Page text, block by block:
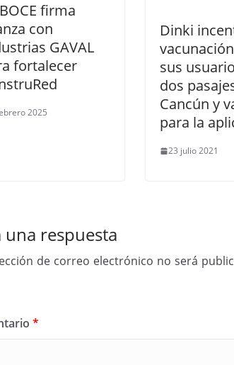
firma
con
GAVAL
fortalecer
2025
Dinki
sus
dos
Cancún y
para la
23 julio 2021
una respuesta
de correo electrónico no será
*